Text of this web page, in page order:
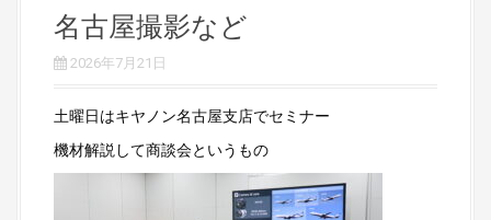
名古屋撮影など
2026年7月21日
土曜日はキヤノン名古屋支店でセミナー
機材解説して商談会というもの